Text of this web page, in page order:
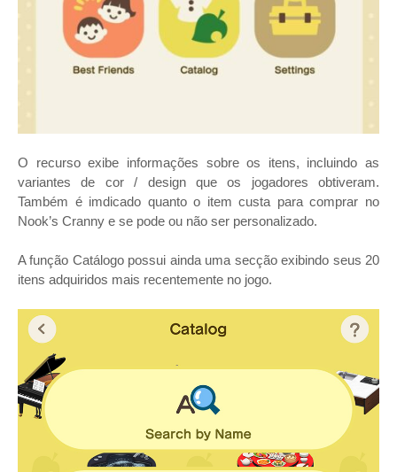
O recurso exibe informações sobre os itens, incluindo as
variantes de cor / design que os jogadores obtiveram.
Também é imdicado quanto o item custa para comprar no
Nook’s Cranny e se pode ou não ser personalizado.
A função Catálogo possui ainda uma secção exibindo seus 20
itens adquiridos mais recentemente no jogo.